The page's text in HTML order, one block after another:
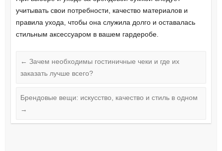
учитывать свои потребности, качество материалов и
правила ухода, чтобы она служила долго и оставалась
стильным аксессуаром в вашем гардеробе.
← Зачем необходимы гостиничные чеки и где их
заказать лучше всего?
Брендовые вещи: искусство, качество и стиль в одном
→